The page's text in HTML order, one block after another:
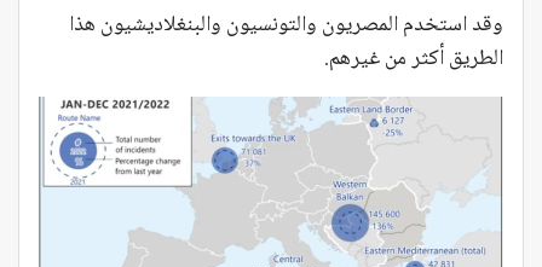
وقد استخدم المصريون والتونسيون والبنغلاديشيون هذا
الطريق أكثر من غيرهم.